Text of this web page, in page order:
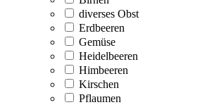
diverses Obst
Erdbeeren
Gemüse
Heidelbeeren
Himbeeren
Kirschen
Pflaumen